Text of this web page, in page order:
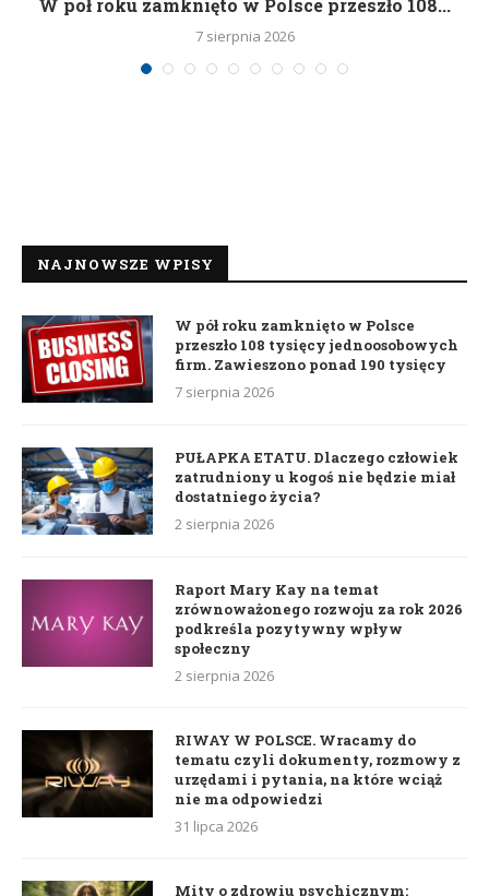
7 sierpnia 2026
NAJNOWSZE WPISY
W pół roku zamknięto w Polsce
przeszło 108 tysięcy jednoosobowych
firm. Zawieszono ponad 190 tysięcy
7 sierpnia 2026
PUŁAPKA ETATU. Dlaczego człowiek
zatrudniony u kogoś nie będzie miał
dostatniego życia?
2 sierpnia 2026
Raport Mary Kay na temat
zrównoważonego rozwoju za rok 2026
podkreśla pozytywny wpływ
społeczny
2 sierpnia 2026
RIWAY W POLSCE. Wracamy do
tematu czyli dokumenty, rozmowy z
urzędami i pytania, na które wciąż
nie ma odpowiedzi
31 lipca 2026
Mity o zdrowiu psychicznym: